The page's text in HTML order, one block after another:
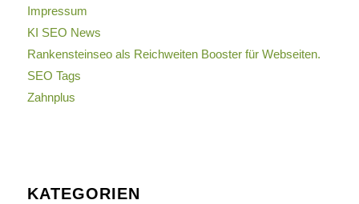
Impressum
KI SEO News
Rankensteinseo als Reichweiten Booster für Webseiten.
SEO Tags
Zahnplus
KATEGORIEN